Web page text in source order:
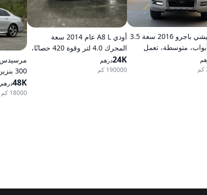
ميتسوبيشي باجرو 2016 سعة 3.5
5 أبواب، متوسطة، تعمل
أوتوماتيكية، دفع رباعي
أودي A8 L عام 2014 سعة
المحرك 4.0 لتر وقوة 420 حصانًا،
تعمل بالبنزين، ناقل حركة
أوتوماتيكي، دفع كلي للعجلات
24Kدرهم
190000 كم
300 بنزين أوتوماتيكي دفع خلفي
48Kدرهم
18000 كم